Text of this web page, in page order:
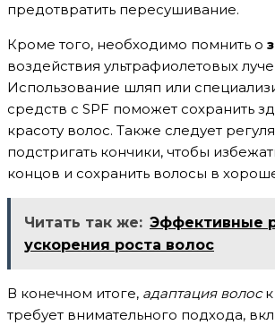
предотвратить пересушивание.
Кроме того, необходимо помнить о
воздействия ультрафиолетовых
Использование шляп или
средств с SPF поможет сохранить
красоту волос. Также следует
подстригать кончики, чтобы
концов и сохранить волосы в
Читать так же: Эффективные
ускорения роста волос
В конечном итоге, адаптация волоск
требует внимательного подхода,